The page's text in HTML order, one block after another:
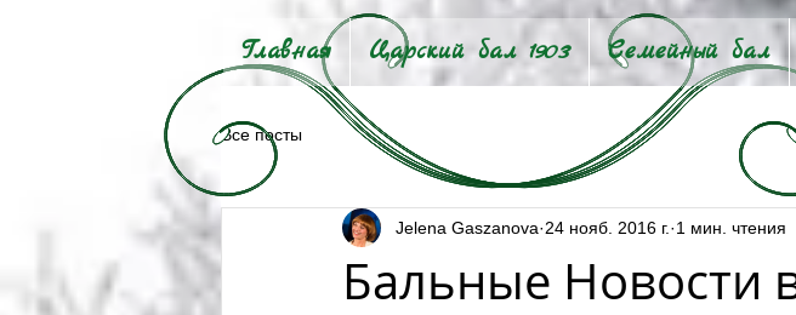
Главная Царский бал 1903 Семейный бал
Все посты
Бальные Новости
Jelena Gaszanova 24 нояб. 2016 г. 1 мин. чтения